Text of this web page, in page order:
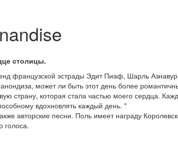
столицы.
французской эстрады Эдит Пиаф, Шарль
может ли быть этот день более
страну, которая стала частью моего сердца.
вдохновлять каждый день. "
авторские песни. Поль имеет награду
голоса.